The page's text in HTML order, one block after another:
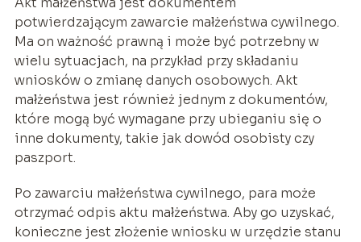
potwierdzającym zawarcie małżeństwa cywilnego.
Ma on ważność prawną i może być potrzebny w
wielu sytuacjach, na przykład przy składaniu
wniosków o zmianę danych osobowych. Akt
małżeństwa jest również jednym z dokumentów,
które mogą być wymagane przy ubieganiu się o
inne dokumenty, takie jak dowód osobisty czy
paszport.
Po zawarciu małżeństwa cywilnego, para może
otrzymać odpis aktu małżeństwa. Aby go uzyskać,
konieczne jest złożenie wniosku w urzędzie stanu